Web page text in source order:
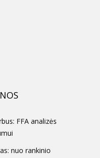
FFA analizės
nuo rankinio